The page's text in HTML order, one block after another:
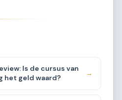
Is de cursus van
het geld waard?
→